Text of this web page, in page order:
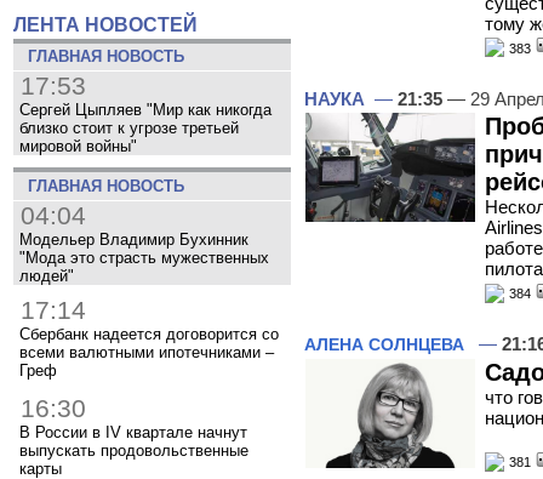
ЛЕНТА НОВОСТЕЙ
ГЛАВНАЯ НОВОСТЬ
17:53
Сергей Цыпляев "Мир как никогда
близко стоит к угрозе третьей
мировой войны"
ГЛАВНАЯ НОВОСТЬ
04:04
Модельер Владимир Бухинник
"Мода это страсть мужественных
людей"
17:14
Сбербанк надеется договорится со
всеми валютными ипотечниками –
Греф
16:30
В России в IV квартале начнут
выпускать продовольственные
карты
тому
383
НАУКА — 21:35 — 29
384
АЛЕНА СОЛНЦЕВА —
что
381